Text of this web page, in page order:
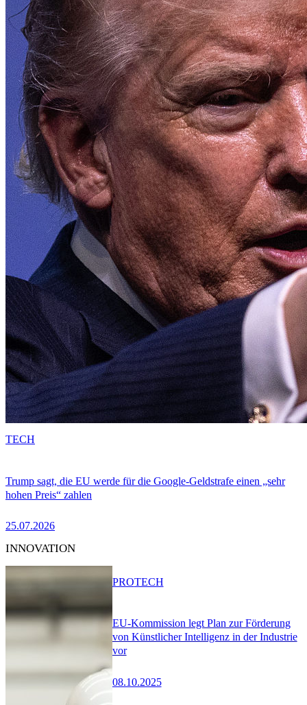
Trump sagt, die EU werde für die Google-Geldstrafe einen „sehr
hohen Preis“ zahlen
25.07.2026
TECH
INNOVATION
EU-Kommission legt Plan zur Förderung
von Künstlicher Intelligenz in der Industrie
vor
08.10.2025
PROTECH